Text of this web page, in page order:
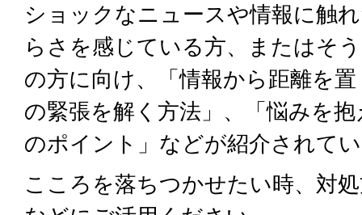
ショックなニュースや情報に触
らさを感じている方、またはそ
の方に向け、「情報から距離を
の緊張を解く方法」、「悩みを
のポイント」などが紹介されて
こころを落ちつかせたい時、対